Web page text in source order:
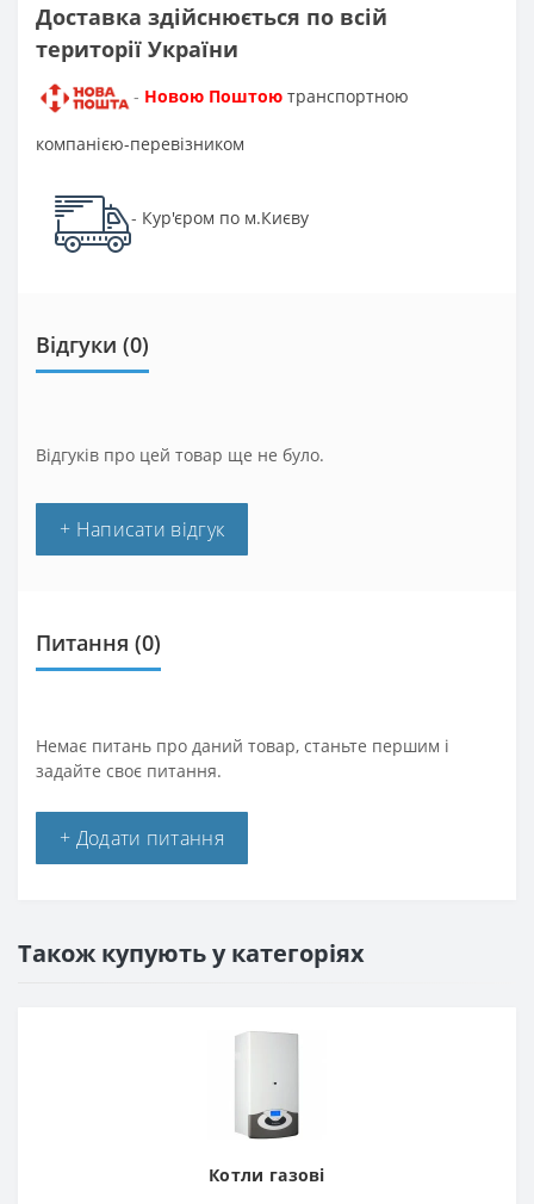
Доставка здійснюється по всій
території України
- Новою Поштою транспортною
компанією-перевізником
- Кур'єром по м.Києву
Відгуки (0)
Відгуків про цей товар ще не було.
+ Написати відгук
Питання (0)
Немає питань про даний товар, станьте першим і
задайте своє питання.
+ Додати питання
Також купують у категоріях
Котли газові